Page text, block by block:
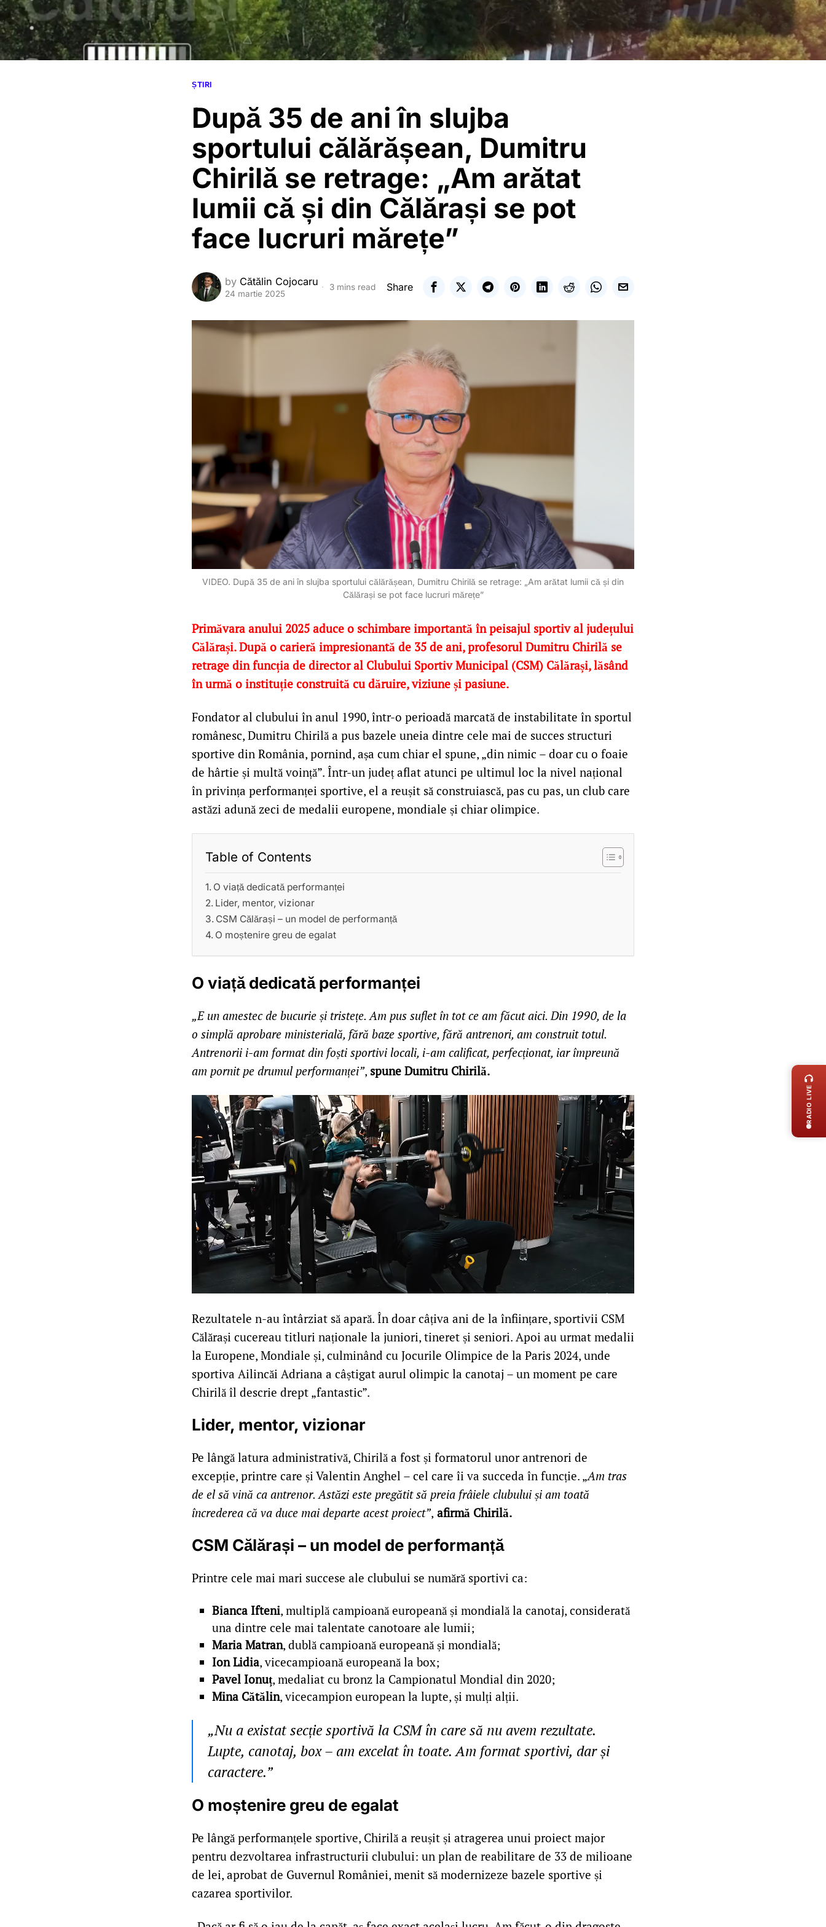
ȘTIRI
După 35 de ani în slujba
sportului călărășean, Dumitru
Chirilă se retrage: „Am arătat
lumii că și din Călărași se pot
face lucruri mărețe”
by Cătălin Cojocaru
24 martie 2025
3 mins read Share
VIDEO. După 35 de ani în slujba sportului călărășean, Dumitru Chirilă se retrage: „Am arătat lumii că și din
Călărași se pot face lucruri mărețe”
Primăvara anului 2025 aduce o schimbare importantă în peisajul sportiv al județului
Călărași. După o carieră impresionantă de 35 de ani, profesorul Dumitru Chirilă se
retrage din funcția de director al Clubului Sportiv Municipal (CSM) Călărași, lăsând
în urmă o instituție construită cu dăruire, viziune și pasiune.
Fondator al clubului în anul 1990, într-o perioadă marcată de instabilitate în sportul
românesc, Dumitru Chirilă a pus bazele uneia dintre cele mai de succes structuri
sportive din România, pornind, așa cum chiar el spune, „din nimic – doar cu o foaie
de hârtie și multă voință”. Într-un județ aflat atunci pe ultimul loc la nivel național
în privința performanței sportive, el a reușit să construiască, pas cu pas, un club care
astăzi adună zeci de medalii europene, mondiale și chiar olimpice.
Table of Contents
O viață dedicată performanței
Lider, mentor, vizionar
CSM Călărași – un model de performanță
O moștenire greu de egalat
O viață dedicată performanței
„E un amestec de bucurie și tristețe. Am pus suflet în tot ce am făcut aici. Din 1990, de la
o simplă aprobare ministerială, fără baze sportive, fără antrenori, am construit totul.
Antrenorii i-am format din foști sportivi locali, i-am calificat, perfecționat, iar împreună
am pornit pe drumul performanței”, spune Dumitru Chirilă.
Rezultatele n-au întârziat să apară. În doar câțiva ani de la înființare, sportivii CSM
Călărași cucereau titluri naționale la juniori, tineret și seniori. Apoi au urmat medalii
la Europene, Mondiale și, culminând cu Jocurile Olimpice de la Paris 2024, unde
sportiva Ailincăi Adriana a câștigat aurul olimpic la canotaj – un moment pe care
Chirilă îl descrie drept „fantastic”.
Lider, mentor, vizionar
Pe lângă latura administrativă, Chirilă a fost și formatorul unor antrenori de
excepție, printre care și Valentin Anghel – cel care îi va succeda în funcție. „Am tras
de el să vină ca antrenor. Astăzi este pregătit să preia frâiele clubului și am toată
încrederea că va duce mai departe acest proiect”, afirmă Chirilă.
CSM Călărași – un model de performanță
Printre cele mai mari succese ale clubului se numără sportivi ca:
Bianca Ifteni, multiplă campioană europeană și mondială la canotaj, considerată
una dintre cele mai talentate canotoare ale lumii;
Maria Matran, dublă campioană europeană și mondială;
Ion Lidia, vicecampioană europeană la box;
Pavel Ionuț, medaliat cu bronz la Campionatul Mondial din 2020;
Mina Cătălin, vicecampion european la lupte, și mulți alții.
„Nu a existat secție sportivă la CSM în care să nu avem rezultate.
Lupte, canotaj, box – am excelat în toate. Am format sportivi, dar și
caractere.”
O moștenire greu de egalat
Pe lângă performanțele sportive, Chirilă a reușit și atragerea unui proiect major
pentru dezvoltarea infrastructurii clubului: un plan de reabilitare de 33 de milioane
de lei, aprobat de Guvernul României, menit să modernizeze bazele sportive și
cazarea sportivilor.
RADIO LIVE